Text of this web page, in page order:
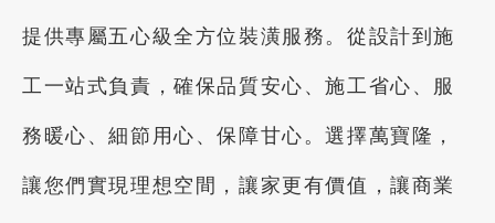
提供專屬五心級全方位裝潢服務。從設計到施
工一站式負責，確保品質安心、施工省心、服
務暖心、細節用心、保障甘心。選擇萬寶隆，
讓您們實現理想空間，讓家更有價值，讓商業